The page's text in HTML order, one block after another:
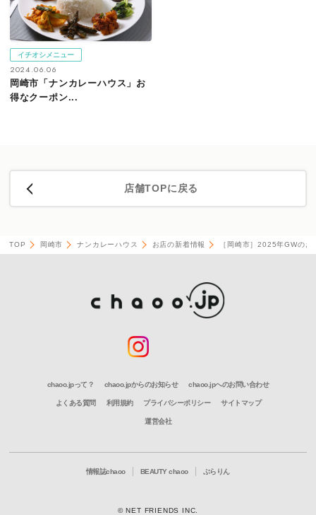
イチオシメニュー
2024.06.06
岡崎市「ナンカレーハウス」お
得なクーポン...
店舗TOPに戻る
TOP 岡崎市 ナンカレーハウス お店の新着情報 ［岡崎市］2025年GWの
chaoo.jpって？ chaoo.jpからのお知らせ chaoo.jpへのお問い合わせ
よくある質問 利用規約 プライバシーポリシー サイトマップ
運営会社
情報誌chaoo BEAUTY chaoo ぶらりん
© NET FRIENDS INC.